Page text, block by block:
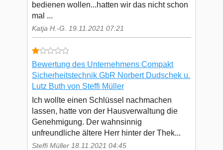
bedienen wollen...hatten wir das nicht schon
mal ...
Katja H.-G. 19.11.2021 07:21
Bewertung des Unternehmens Compakt
Sicherheitstechnik GbR Norbert Dudschek u.
Lutz Buth von Steffi Müller
Ich wollte einen Schlüssel nachmachen
lassen, hatte von der Hausverwaltung die
Genehmigung. Der wahnsinnig
unfreundliche ältere Herr hinter der Thek...
Steffi Müller 18.11.2021 04:45